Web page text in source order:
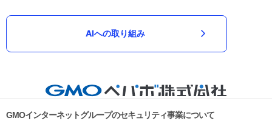
AIへの取り組み
GMOインターネットグループのセキュリティ事業について